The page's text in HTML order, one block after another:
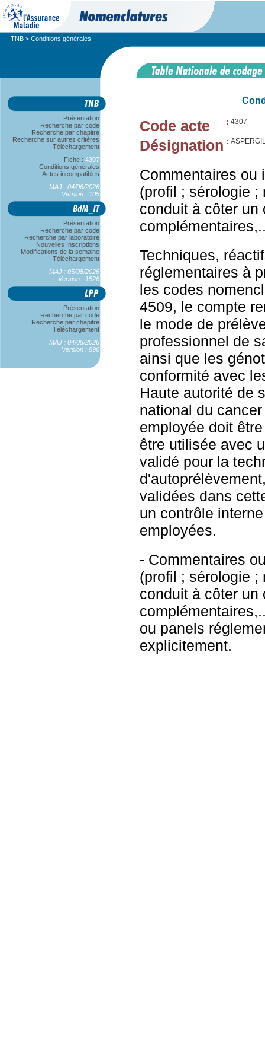
TNB > Conditions générales
Présentation
Recherche par code
Recherche par chapitre
Recherche sur autres critères
Téléchargement
Fiche : 4307
Conditions générales
Actes incompatibles
MAJ : 04/06/2026
Version : 105
Présentation
Recherche par code
Recherche par laboratoire
Nouvelles Inscriptions
Modifications de la semaine
Téléchargement
MAJ : 05/08/2026
Version : 1526
Présentation
Recherche par code
Recherche par chapitre
Téléchargement
MAJ : 04/08/2026
Version : 896
Code acte : 4307
Désignation :
Commentaires ou
(profil ; sérologie ;
conduit à côter un
Techniques,
réglementaires à
les codes
4509, le compte
le mode de
professionnel de
ainsi que les
conformité avec
Haute autorité de
national du
employée doit
être utilisée avec
validé pour la
validées dans
un contrôle
employées.
- Commentaires
(profil ; sérologie ;
conduit à côter un
ou panels
explicitement.